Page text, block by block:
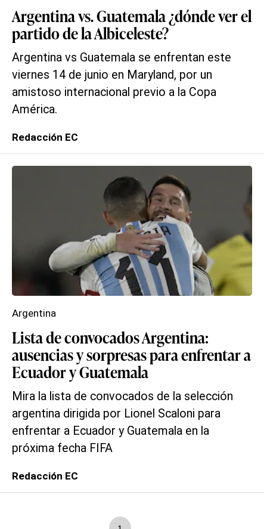
Argentina vs. Guatemala ¿dónde ver el
partido de la Albiceleste?
Argentina vs Guatemala se enfrentan este
viernes 14 de junio en Maryland, por un
amistoso internacional previo a la Copa
América.
Redacción EC
Lista de convocados Argentina:
ausencias y sorpresas para enfrentar a
Ecuador y Guatemala
Mira la lista de convocados de la selección
argentina dirigida por Lionel Scaloni para
enfrentar a Ecuador y Guatemala en la
próxima fecha FIFA
Argentina
Redacción EC